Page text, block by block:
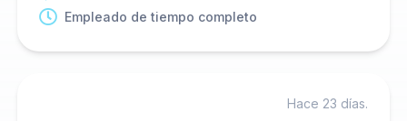
Empleado de tiempo completo
Hace 23 días.